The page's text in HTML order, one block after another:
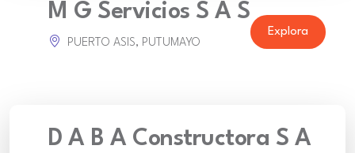
M G Servicios S A S
PUERTO ASIS, PUTUMAYO
Explora
D A B A Constructora S A